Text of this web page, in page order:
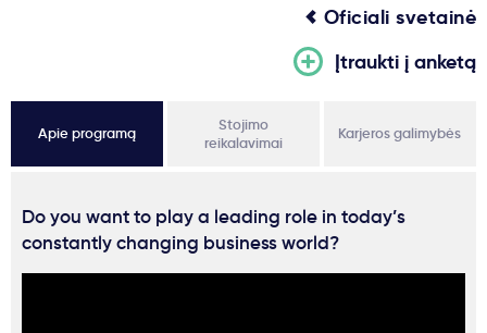
Oficiali svetainė
Įtraukti į anketą
Apie programą
Stojimo
reikalavimai
Karjeros galimybės
Do you want to play a leading role in today’s
constantly changing business world?